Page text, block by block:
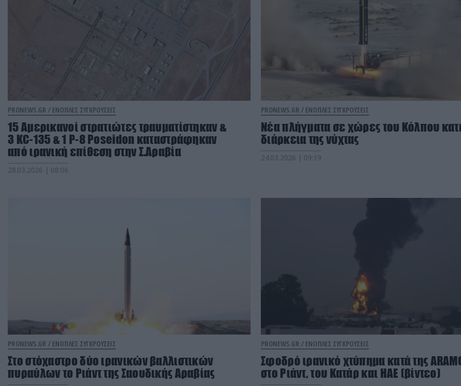
PRONEWS.GR / ΕΝΟΠΛΕΣ ΣΥΓΚΡΟΥΣΕΙΣ
15 Αμερικανοί στρατιώτες τραυματίστηκαν &
3 ΚC-135 & 1 P-8 Poseidon καταστράφηκαν
από ιρανική επίθεση στην Σ.Αραβία
28.03.2026 | 08:06
PRONEWS.GR / ΕΝΟΠΛΕΣ ΣΥΓΚΡΟΥΣΕΙΣ
Νέα πλήγματα σε χώρες του Κόλπου
διάρκεια της νύχτας
24.03.2026 | 09:19
PRONEWS.GR / ΕΝΟΠΛΕΣ ΣΥΓΚΡΟΥΣΕΙΣ
Στο στόχαστρο δύο ιρανικών βαλλιστικών
πυραύλων το Ριάντ της Σαουδικής Αραβίας
PRONEWS.GR / ΕΝΟΠΛΕΣ ΣΥΓΚΡΟΥΣΕΙΣ
Σφοδρό ιρανικό χτύπημα κατά της
στο Ριάντ, του Κατάρ και ΗΑΕ (βίντεο)